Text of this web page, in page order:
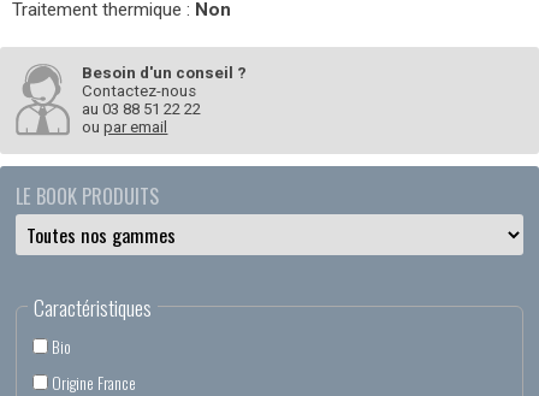
Traitement thermique : Non
Besoin d'un conseil ?
Contactez-nous
au03 88 51 22 22
oupar email
LE BOOK PRODUITS
Caractéristiques
Bio
Origine France